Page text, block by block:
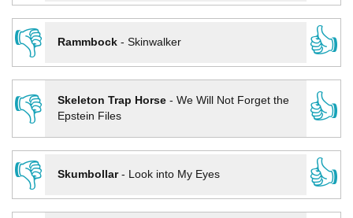
👎
Rammbock- Skinwalker
👍
👎
Skeleton Trap Horse- We Will Not Forget the
Epstein Files
👍
👎
Skumbollar- Look into My Eyes
👍